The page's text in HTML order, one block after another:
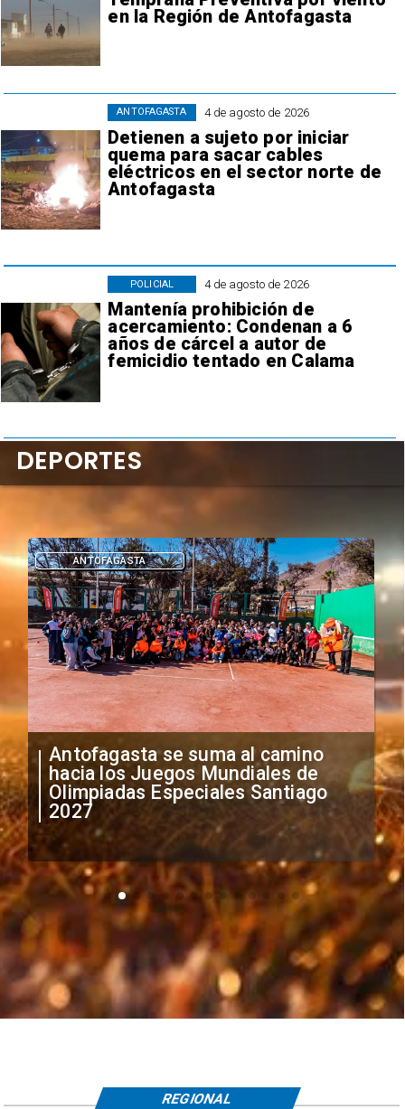
en la Región de Antofagasta
4 de agosto de 2026
Detienen a sujeto por iniciar
quema para sacar cables
eléctricos en el sector norte de
Antofagasta
ANTOFAGASTA
4 de agosto de 2026
Mantenía prohibición de
acercamiento: Condenan a 6
años de cárcel a autor de
femicidio tentado en Calama
POLICIAL
"Falta de profesionalismo": Sifup
anuncia medidas por situación
irregular de futbolistas
extranjeros
DEPORTES
DEPORTES
REGIONAL